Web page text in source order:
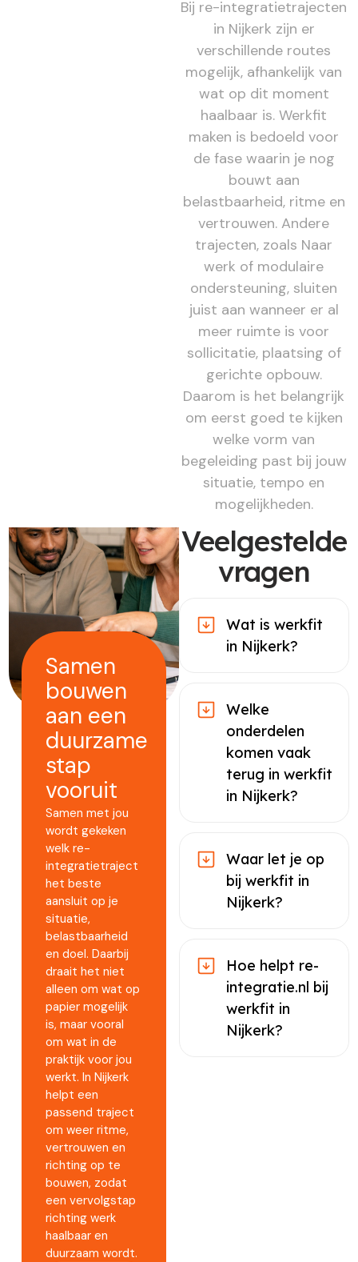
Bij re-integratietrajecten
in Nijkerk zijn er
verschillende routes
mogelijk, afhankelijk van
wat op dit moment
haalbaar is. Werkfit
maken is bedoeld voor
de fase waarin je nog
bouwt aan
belastbaarheid, ritme en
vertrouwen. Andere
trajecten, zoals Naar
werk of modulaire
ondersteuning, sluiten
juist aan wanneer er al
meer ruimte is voor
sollicitatie, plaatsing of
gerichte opbouw.
Daarom is het belangrijk
om eerst goed te kijken
welke vorm van
begeleiding past bij jouw
situatie, tempo en
mogelijkheden.
Samen
bouwen
aan een
duurzame
stap
vooruit
Samen met jou
wordt gekeken
welk re-
integratietraject
het beste
aansluit op je
situatie,
belastbaarheid
en doel. Daarbij
draait het niet
alleen om wat op
papier mogelijk
is, maar vooral
om wat in de
praktijk voor jou
werkt. In Nijkerk
helpt een
passend traject
om weer ritme,
vertrouwen en
richting op te
bouwen, zodat
een vervolgstap
richting werk
haalbaar en
duurzaam wordt.
Veelgestelde
vragen
Wat is werkfit
in Nijkerk?
Welke
onderdelen
komen vaak
terug in werkfit
in Nijkerk?
Waar let je op
bij werkfit in
Nijkerk?
Hoe helpt re-
integratie.nl bij
werkfit in
Nijkerk?